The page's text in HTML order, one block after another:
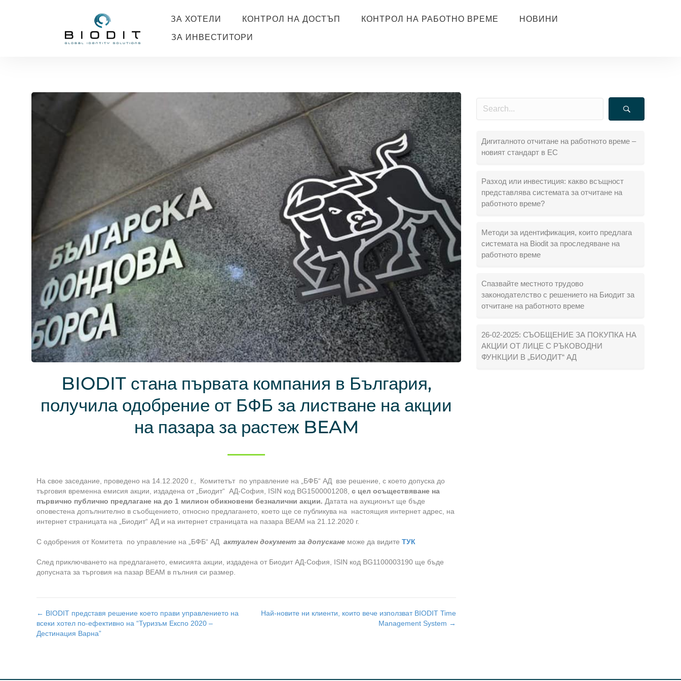
ЗА ХОТЕЛИ КОНТРОЛ НА ДОСТЪП КОНТРОЛ НА РАБОТНО ВРЕМЕ
НОВИНИ
ЗА ИНВЕСТИТОРИ
BIODIT стана първата компания в България,
получила одобрение от БФБ за листване на акции
на пазара за растеж BEAM
На свое заседание , проведено на 14.12.2020 г., Комитетът по управление на БФБ“ АД
взе решение, с което допуска до
търговия временна емисия акции, издадена от „Биодит“ АД-София, ISIN код BG1500001208, с цел осъществяване на
първично публично предлагане на до 1 милион обикновени безналични акции. Датата на аукционът ще бъде
оповестена допълнително в съобщението, относно предлагането, което ще се публикува на настоящия интернет адрес, на
интернет страницата на „Биодит“ АД и на интернет страницата на пазара BEAM на 21.12.2020 г.
С одобрения от Комитета по управление на БФБ“ АД актуален документ за допускане може да видите ТУК
След приключването на предлагането, емисията акции, издадена от Биодит АД-София, ISIN код BG1100003190 ще бъде
допусната за търговия на пазар BEAM в пълния си размер.
Post
navigation
← BIODIT представя решение което прави управлението на
всеки хотел по-ефективно на “Туризъм Експо 2020 –
Дестинация Варна”
Най-новите ни клиенти, които вече използват BIODIT Time
Management System →
Дигиталното отчитане на работното време –
новият стандарт в ЕС
Разход или инвестиция: какво всъщност
представлява системата за отчитане на
работното време?
Методи за идентификация, които предлага
системата на Biodit за проследяване на
работното време
Спазвайте местното трудово
законодателство с решението на Биодит за
отчитане на работното време
26-02-2025: СЪОБЩЕНИЕ ЗА ПОКУПКА НА
АКЦИИ ОТ ЛИЦЕ С РЪКОВОДНИ
ФУНКЦИИ В „БИОДИТ“ АД